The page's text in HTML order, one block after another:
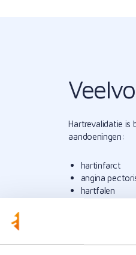
Hartrevalidatie is
aandoeningen:
hartinfarct
angina
hartfalen